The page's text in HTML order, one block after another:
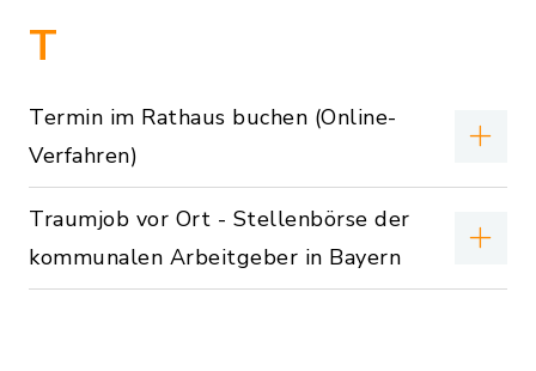
T
Termin im Rathaus buchen (Online-
Verfahren)
Traumjob vor Ort - Stellenbörse der
kommunalen Arbeitgeber in Bayern